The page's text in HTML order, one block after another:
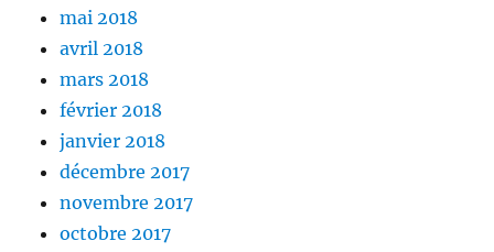
mai 2018
avril 2018
mars 2018
février 2018
janvier 2018
décembre 2017
novembre 2017
octobre 2017